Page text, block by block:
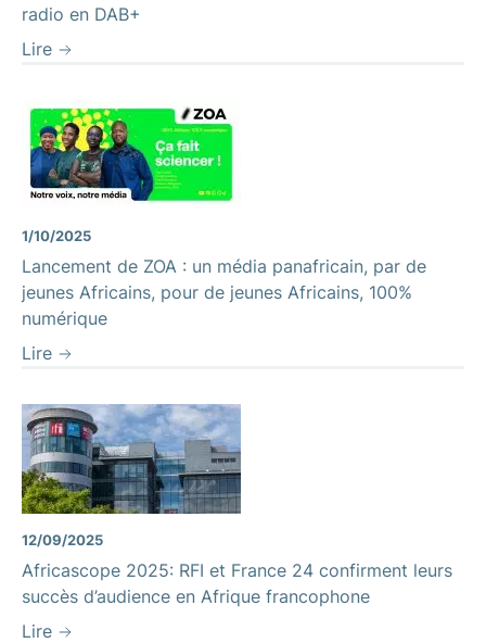
radio en DAB+
Lire
1/10/2025
Lancement de ZOA : un média panafricain, par de
jeunes Africains, pour de jeunes Africains, 100%
numérique
Lire
12/09/2025
Africascope 2025: RFI et France 24 confirment leurs
succès d’audience en Afrique francophone
Lire